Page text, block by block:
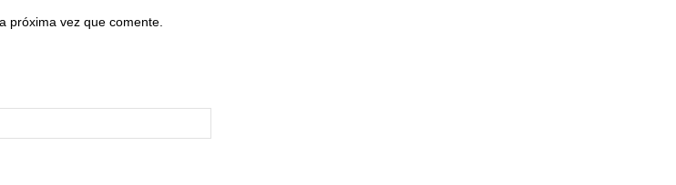
próxima vez que comente.